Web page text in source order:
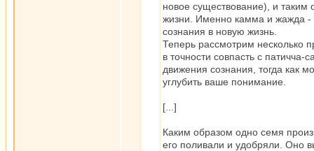
новое существование), и таким
жизни. Именно камма и жажда -
сознания в новую жизнь.
Теперь рассмотрим несколько
в точности совпасть с
движения сознания, тогда как
углубить ваше понимание.
[...]
Каким образом одно семя
его поливали и удобряли. Оно